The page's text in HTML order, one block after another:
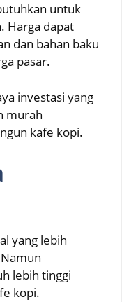
untuk
Harga dapat
dan bahan baku
pasar.
investasi yang
murah
kafe kopi.
yang lebih
lebih tinggi
kopi.